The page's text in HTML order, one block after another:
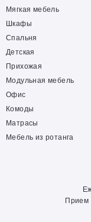
Мягкая мебель
Шкафы
Спальня
Детская
Прихожая
Модульная мебель
Офис
Комоды
Матрасы
Мебель из ротанга
Прием